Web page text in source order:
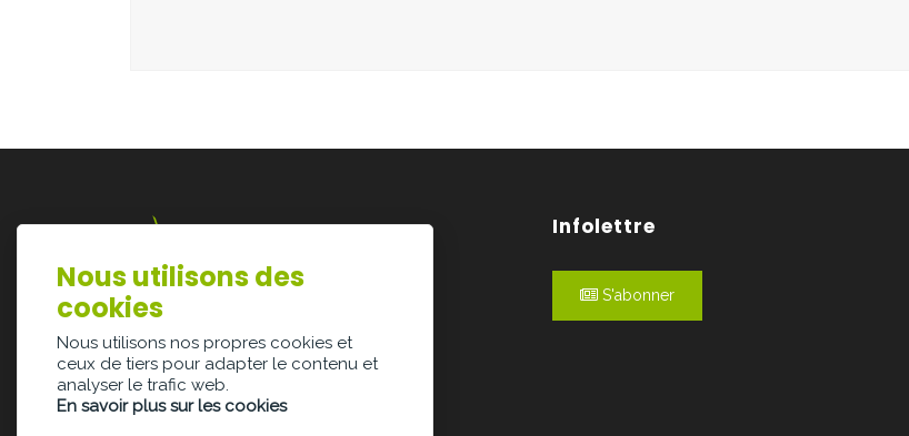
Lazarijstraat 168
3500 Hasselt
Infolettre
S'abonner
Nous utilisons des
cookies
Nous utilisons nos propres cookies et
ceux de tiers pour adapter le contenu et
analyser le trafic web.
En savoir plus sur les cookies